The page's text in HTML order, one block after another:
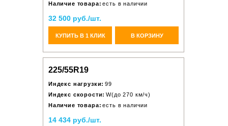
Наличие товара: есть в наличии
32 500 руб./шт.
КУПИТЬ В 1 КЛИК В КОРЗИНУ
225/55R19
Индекс нагрузки: 99
Индекс скорости: W(до 270 км/ч)
Наличие товара: есть в наличии
14 434 руб./шт.